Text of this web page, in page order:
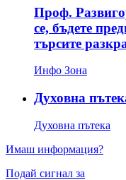
Проф.
се, бъдете
търсите
Инфо Зона
Духовна
Духовна пътека
Имаш информация?
Подай сигнал за